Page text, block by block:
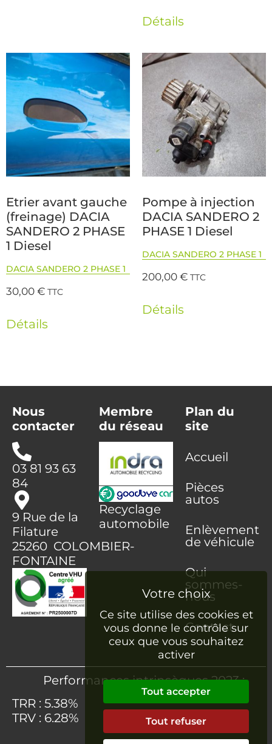
Détails
Etrier avant gauche
(freinage) DACIA
SANDERO 2 PHASE
1 Diesel
DACIA SANDERO 2 PHASE 1
30,00€ TTC
Détails
Pompe à injection
DACIA SANDERO 2
PHASE 1 Diesel
DACIA SANDERO 2 PHASE 1
200,00€ TTC
Détails
Nous
contacter
03 81 93 63
84
9 Rue de la
Filature
25260 COLOMBIER-
FONTAINE
Membre
du réseau
Recyclage
automobile
Plan du
site
Accueil
Pièces
autos
Enlèvement
de véhicule
Qui
sommes-
nous
Contact
Performances intrinsèques 2023 :
TRR : 5.38%
TRV : 6.28%
Ce site utilise des cookies et
vous donne le contrôle sur
ceux que vous souhaitez
activer
Tout accepter
Tout refuser